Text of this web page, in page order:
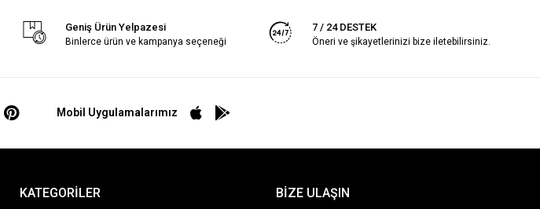
Geniş Ürün Yelpazesi
Binlerce ürün ve kampanya seçeneği
7 / 24 DESTEK
Öneri ve şikayetlerinizi bize iletebilirsiniz.
Mobil Uygulamalarımız
KATEGORİLER BİZE ULAŞIN